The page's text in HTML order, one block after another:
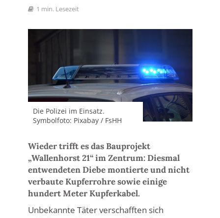
1 min. Lesezeit
Die Polizei im Einsatz.
Symbolfoto: Pixabay / FsHH
Wieder trifft es das Bauprojekt
„Wallenhorst 21“ im Zentrum: Diesmal
entwendeten Diebe montierte und nicht
verbaute Kupferrohre sowie einige
hundert Meter Kupferkabel.
Unbekannte Täter verschafften sich